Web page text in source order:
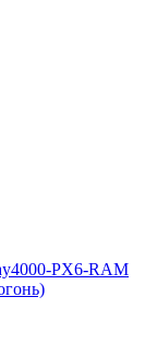
PX6-RAM